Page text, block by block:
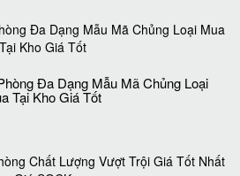
Đa Dạng Mẫu Mã Chủng Loại
Tại Kho Giá Tốt